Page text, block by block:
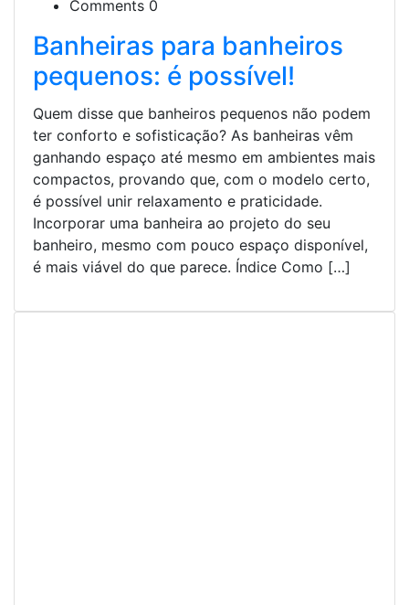
Comments 0
Banheiras para banheiros
pequenos: é possível!
Quem disse que banheiros pequenos não podem
ter conforto e sofisticação? As banheiras vêm
ganhando espaço até mesmo em ambientes mais
compactos, provando que, com o modelo certo,
é possível unir relaxamento e praticidade.
Incorporar uma banheira ao projeto do seu
banheiro, mesmo com pouco espaço disponível,
é mais viável do que parece. Índice Como […]